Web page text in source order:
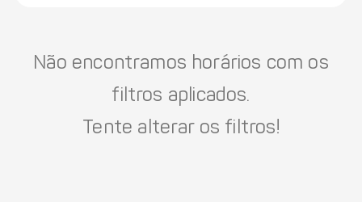
Não encontramos horários com os
filtros aplicados.
Tente alterar os filtros!